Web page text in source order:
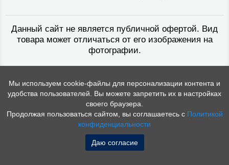
Данный сайт не является публичной офертой. Вид
товара может отличаться от его изображения на
фотографии.
Мы используем cookie-файлы для персонализации контента и
удобства пользователей. Вы можете запретить их в настройках
своего браузера.
Продолжая пользоваться сайтом, вы соглашаетесь с Политикой
конфиденциальности
Даю согласие